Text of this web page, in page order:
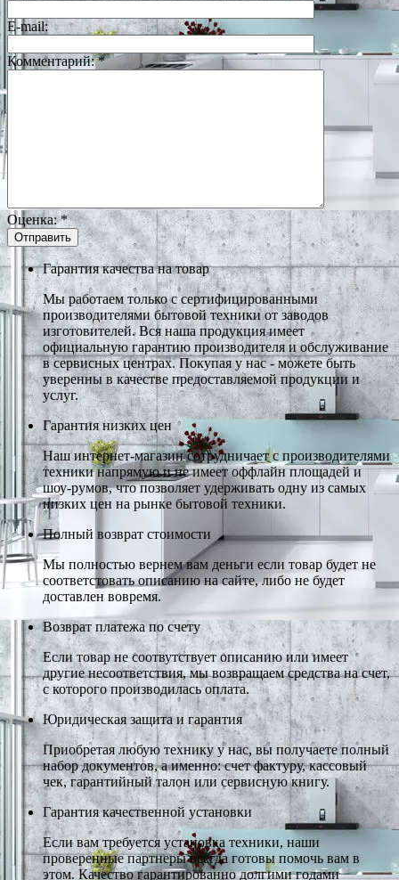
E-mail:
Комментарий:*
Оценка:*
Гарантия качества на товар
Мы работаем только с сертифицированными
производителями бытовой техники от заводов
изготовителей. Вся наша продукция имеет
официальную гарантию производителя и обслуживание
в сервисных центрах. Покупая у нас - можете быть
уверенны в качестве предоставляемой продукции и
услуг.
Гарантия низких цен
Наш интернет-магазин сотрудничает с производителями
техники напрямую и не имеет оффлайн площадей и
шоу-румов, что позволяет удерживать одну из самых
низких цен на рынке бытовой техники.
Полный возврат стоимости
Мы полностью вернем вам деньги если товар будет не
соответстовать описанию на сайте, либо не будет
доставлен вовремя.
Возврат платежа по счету
Если товар не соотвутствует описанию или имеет
другие несоответствия, мы возвращаем средства на счет,
с которого производилась оплата.
Юридическая защита и гарантия
Приобретая любую технику у нас, вы получаете полный
набор документов, а именно: счет фактуру, кассовый
чек, гарантийный талон или сервисную книгу.
Гарантия качественной установки
Если вам требуется установка техники, наши
проверенные партнеры всегда готовы помочь вам в
этом. Качество гарантированно долгими годами